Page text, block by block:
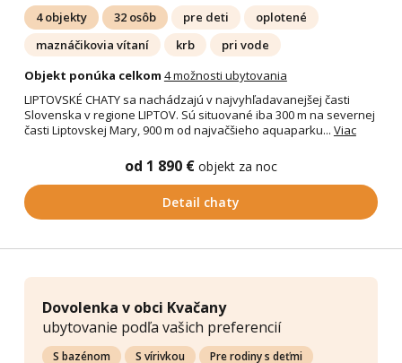
4 objekty 32 osôb pre deti
oplotené
maznáčikovia vítaní
krb
pri vode
Objekt ponúka celkom 4 možnosti ubytovania
LIPTOVSKÉ CHATY sa nachádzajú v najvyhľadavanejšej časti
Slovenska v regione LIPTOV. Sú situované iba 300 m na severnej
časti Liptovskej Mary, 900 m od najvačšieho aquaparku... Viac
od 1 890 € objekt za noc
Detail chaty
Dovolenka v obci Kvačany
ubytovanie podľa vašich preferencií
S bazénom S vírivkou Pre rodiny s deťmi